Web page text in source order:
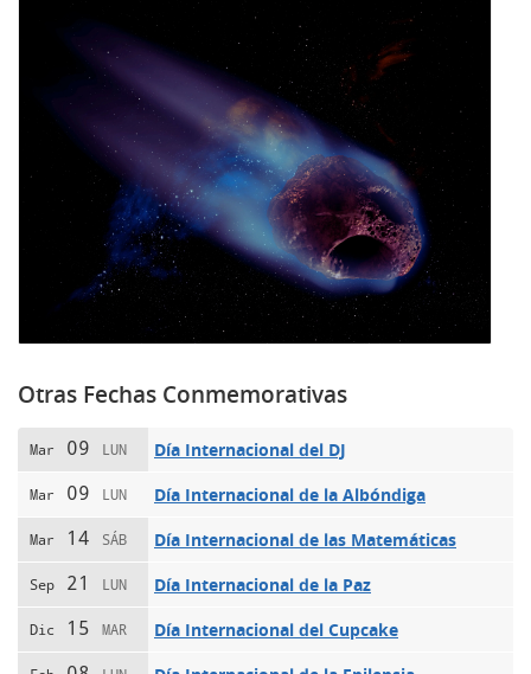
Otras Fechas Conmemorativas
Mar 09 LUN Día Internacional del DJ
Mar 09 LUN Día Internacional de la Albóndiga
Mar 14 SÁB Día Internacional de las Matemáticas
Sep 21 LUN Día Internacional de la Paz
Dic 15 MAR Día Internacional del Cupcake